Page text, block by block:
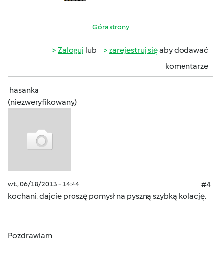
Góra strony
Zaloguj lub zarejestruj sięaby dodawać
komentarze
hasanka
(niezweryfikowany)
wt., 06/18/2013 - 14:44
#4
kochani, dajcie proszę pomysł na pyszną szybką kolację.
Pozdrawiam